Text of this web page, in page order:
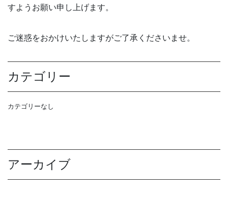
すようお願い申し上げます。
ご迷惑をおかけいたしますがご了承くださいませ。
カテゴリー
カテゴリーなし
アーカイブ